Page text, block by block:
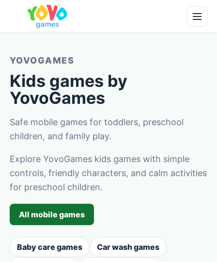
YOVOGAMES
Kids games by
YovoGames
Safe mobile games for toddlers, preschool
children, and family play.
Explore YovoGames kids games with simple
controls, friendly characters, and calm activities
for preschool children.
All mobile games
Baby care games Car wash games